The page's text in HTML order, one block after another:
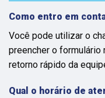
Como entro em
Você pode utilizar o
preencher o formulário
retorno rápido da
Qual o horário de